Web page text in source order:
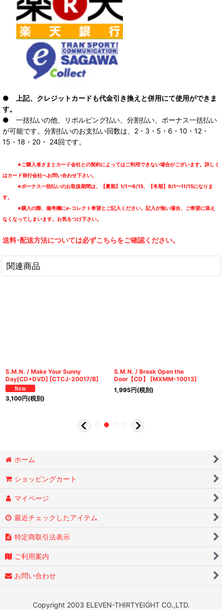
● 上記、クレジットカードも代金引き換えと併用にて使用ができま
す。
● 一括払いの他、リボルビング払い、分割払い、ボーナス一括払い
が可能です。分割払いのお支払い回数は、2・3・5・6・10・12・
15・18・20・ 24回です。
※ご購入者さまとカード会社との契約によってはご利用できない場合がございます。詳しく
はカード発行会社へお問い合わせ下さい。
※ボーナス一括払いのお取扱期間は、【夏期】1/1〜6/15、【冬期】8/1〜11/15になりま
す。
※購入の際、備考欄にe-コレクト希望とご記入ください。記入が無い場合、ご希望に添え
なくなってしまいます。お気をつけ下さい。
送料･配送方法については必ずこちらをご確認ください。
関連商品
S.M.N. / Make Your Sunny
Day[CD+DVD] [CTCJ-20017/B]
3,100円(税別)
S.M.N. / Break Open the
Door【CD】
[MXMM-10013]
1,995円(税別)
ホーム
ショッピングカート
マイページ
最近チェックしたアイテム
特定商取引法表示
ご利用案内
お問い合わせ
Copyright 2003 ELEVEN-THIRTYEIGHT CO.,LTD.